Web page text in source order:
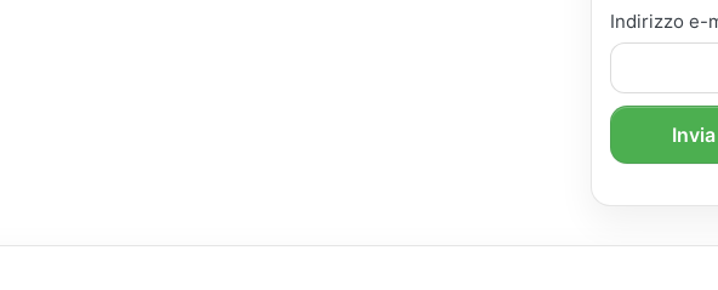
Indirizzo e-